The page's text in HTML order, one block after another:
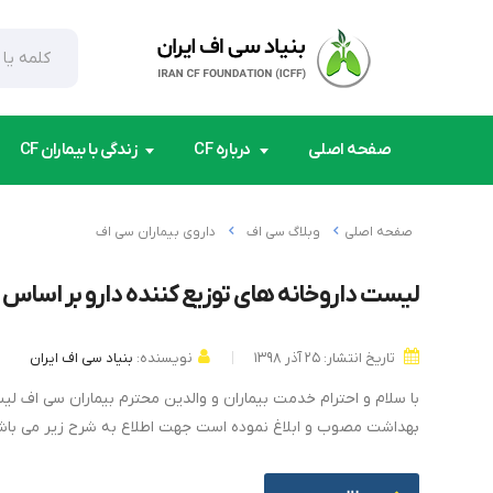
صفحه اصلی درباره CF زندگی با بیماران CF
صفحه اصلی وبلاگ سی اف داروی بیماران سی اف
لیست داروخانه های توزیع کننده دارو بر
تاریخ انتشار: ۲۵ آذر ۱۳۹۸ نویسنده: بنیاد سی اف ایران
با سلام و احترام خدمت بیماران و والدین محترم بیماران سی
بهداشت مصوب و ابلاغ نموده است جهت اطلاع به شرح زیر می